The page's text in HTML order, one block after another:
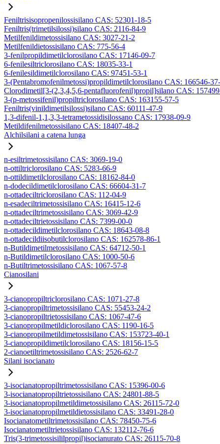
Feniltrisisopropenilossisilano CAS: 52301-18-5
Feniltris(trimetilsilossi)silano CAS: 2116-84-9
Metilfenildimetossisilano CAS: 3027-21-2
Metilfenildietossisilano CAS: 775-56-4
3-fenilpropildimetilclorosilano CAS: 17146-09-7
6-fenilesiltriclorosilano CAS: 18035-33-1
6-fenilesildimetilclorosilano CAS: 97451-53-1
3-(Pentabromofenilmetossi)propildimetilclorosilano CAS: 166546-
Clorodimetil[3-(2,3,4,5,6-pentafluorofenil)propil]silano CAS:
3-(p-metossifenil)propiltriclorosilano CAS: 163155-57-5
Feniltris(vinildimetilsilossi)silano CAS: 60111-47-9
1,3-difenil-1,1,3,3-tetrametossidisilossano CAS: 17938-09-9
Metildifenilmetossisilano CAS: 18407-48-2
Alchilsilani a catena lunga
n-esiltrimetossisilano CAS: 3069-19-0
n-ottiltriclorosilano CAS: 5283-66-9
n-ottildimetilclorosilano CAS: 18162-84-0
n-dodecildimetilclorosilano CAS: 66604-31-7
n-ottadeciltriclorosilano CAS: 112-04-9
n-esadeciltrimetossisilano CAS: 16415-12-6
n-ottadeciltrimetossisilano CAS: 3069-42-9
n-ottadeciltrietossisilano CAS: 7399-00-0
n-ottadecildimetilclorosilano CAS: 18643-08-8
n-ottadecildiisobutilclorosilano CAS: 162578-86-1
n-Butildimetilmetossisilano CAS: 64712-50-1
n-Butildimetilclorosilano CAS: 1000-50-6
n-Butiltrimetossisilano CAS: 1067-57-8
Cianosilani
3-cianopropiltriclorosilano CAS: 1071-27-8
3-cianopropiltrimetossisilano CAS: 55453-24-2
3-cianopropiltrietossisilano CAS: 1067-47-6
3-cianopropilmetildiclorosilano CAS: 1190-16-5
3-cianopropilmetildimetossisilano CAS: 153723-40-1
3-cianopropildimetilclorosilano CAS: 18156-15-5
2-cianoetiltrimetossisilano CAS: 2526-62-7
Silani isocianato
3-isocianatopropiltrimetossisilano CAS: 15396-00-6
3-isocianatopropiltrietossisilano CAS: 24801-88-5
3-isocianatopropilmetildimetossisilano CAS: 26115-72-0
3-isocianatopropilmetildietossisilano CAS: 33491-28-0
Isocianatometiltrimetossisilano CAS: 78450-75-6
Isocianatometiltrietossisilano CAS: 132112-76-6
Tris(3-trimetossisililpropil)isocianurato CAS: 26115-70-8